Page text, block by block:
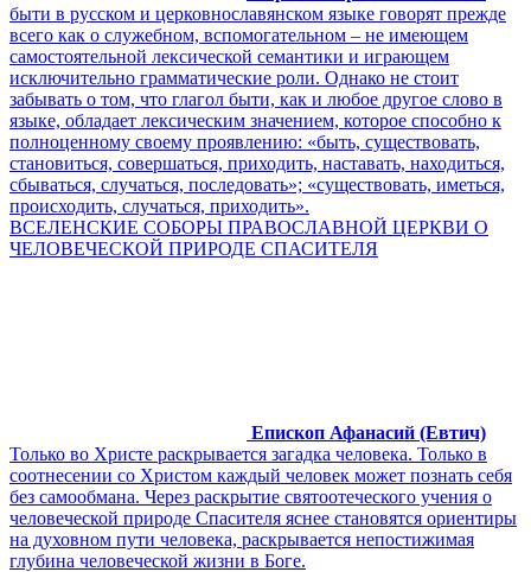
быти в русском и церковнославянском языке говорят прежде
всего как о служебном, вспомогательном – не имеющем
самостоятельной лексической семантики и играющем
исключительно грамматические роли. Однако не стоит
забывать о том, что глагол быти, как и любое другое слово в
языке, обладает лексическим значением, которое способно к
полноценному своему проявлению: «быть, существовать,
становиться, совершаться, приходить, наставать, находиться,
сбываться, случаться, последовать»; «существовать, иметься,
происходить, случаться, приходить».
ВСЕЛЕНСКИЕ СОБОРЫ ПРАВОСЛАВНОЙ ЦЕРКВИ О
ЧЕЛОВЕЧЕСКОЙ ПРИРОДЕ СПАСИТЕЛЯ
Епископ Афанасий (Евтич)
Только во Христе раскрывается загадка человека. Только в
соотнесении со Христом каждый человек может познать себя
без самообмана. Через раскрытие святоотеческого учения о
человеческой природе Спасителя яснее становятся ориентиры
на духовном пути человека, раскрывается непостижимая
глубина человеческой жизни в Боге.